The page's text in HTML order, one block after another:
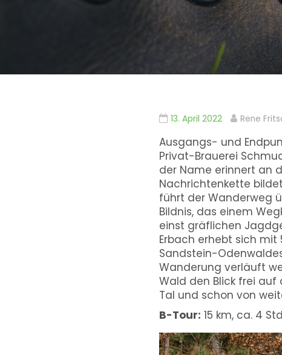
13. April 2022 Rene
Ausgangs- und
Privat-Brauerei
der Name erinnert an
Nachrichtenkette
führt der Wanderweg
Bildnis, das einem
einst gräflichen
Erbach erhebt sich mit
Sandstein-
Wanderung verläuft
Wald den Blick frei auf
Tal und schon von
B-Tour: 15 km, ca. 4